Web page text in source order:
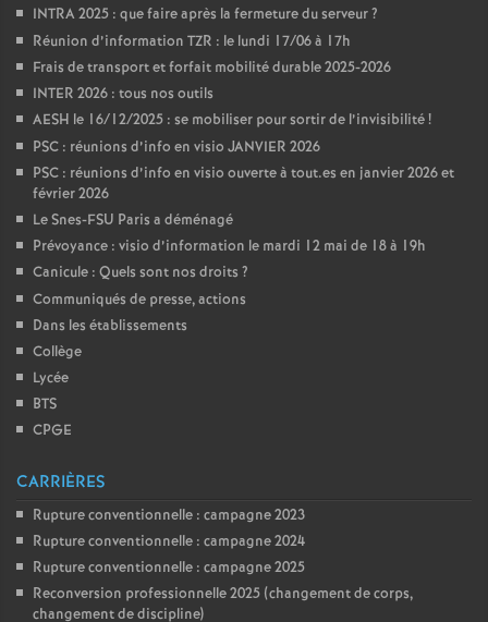
INTRA 2025 : que faire après la fermeture du serveur?
Réunion d’information TZR : le lundi 17/06 à 17h
Frais de transport et forfait mobilité durable 2025-2026
INTER 2026 : tous nos outils
AESH le 16/12/2025 : se mobiliser pour sortir de l’invisibilité!
PSC : réunions d’info en visio JANVIER 2026
PSC : réunions d’info en visio ouverte à tout.es en janvier 2026 et
février 2026
Le Snes-FSU Paris a déménagé
Prévoyance : visio d’information le mardi 12 mai de 18 à 19h
Canicule : Quels sont nos droits ?
Communiqués de presse, actions
Dans les établissements
Collège
Lycée
BTS
CPGE
CARRIÈRES
Rupture conventionnelle : campagne 2023
Rupture conventionnelle : campagne 2024
Rupture conventionnelle : campagne 2025
Reconversion professionnelle 2025 (changement de corps,
changement de discipline)